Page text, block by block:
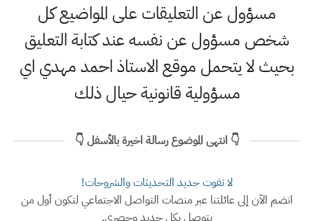
مسؤول عن التعليقات على المواضيع كل
شخص مسؤول عن نفسه عند كتابة التعليق
بحيث لا يتحمل موقع الاستاذ احمد مهدي اي
مسؤولية قانونية حيال ذلك
👇 انتهى الموضوع رسالة اخيرة بالأسفل 👇
لا تفوت جديد التحديثات والشروحات!
انضم الآن إلى عائلتنا عبر منصات التواصل الاجتماعي لتكون أول من
يتوصل بكل جديد وحصري.